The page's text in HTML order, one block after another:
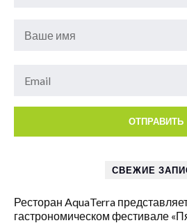
СВЕЖИЕ
Ресторан AquaTerra
гастрономическом фестивале